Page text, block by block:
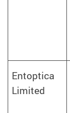
Entoptica
Limited